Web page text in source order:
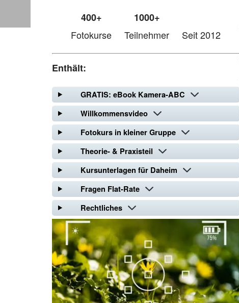
400+
Fotokurse
1000+
Teilnehmer
Seit 2012
Enthält:
GRATIS: eBook Kamera-ABC
Willkommensvideo
Fotokurs in kleiner Gruppe
Theorie- & Praxisteil
Kursunterlagen für Daheim
Fragen Flat-Rate
Rechtliches